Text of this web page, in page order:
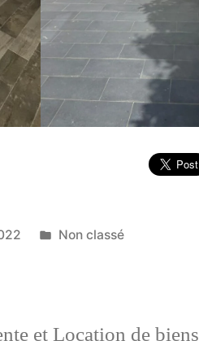
Publié
Non classé
et Location de biens